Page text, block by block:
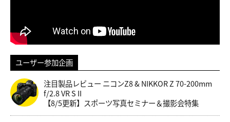
ユーザー参加企画
注目製品レビュー ニコンZ8 & NIKKOR Z 70-200mm
f/2.8 VR S II
【8/5更新】スポーツ写真セミナー＆撮影会特集